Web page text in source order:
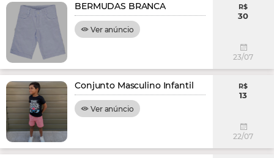
BERMUDAS BRANCA
Ver anúncio
R$
30
23/07
Conjunto Masculino Infantil
Ver anúncio
R$
13
22/07